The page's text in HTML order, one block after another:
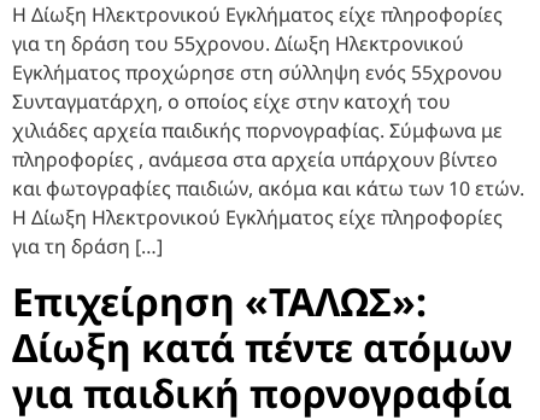
Η Δίωξη Ηλεκτρονικού Εγκλήματος είχε πληροφορίες
για τη δράση του 55χρονου. Δίωξη Ηλεκτρονικού
Εγκλήματος προχώρησε στη σύλληψη ενός 55χρονου
Συνταγματάρχη, ο οποίος είχε στην κατοχή του
χιλιάδες αρχεία παιδικής πορνογραφίας. Σύμφωνα με
πληροφορίες , ανάμεσα στα αρχεία υπάρχουν βίντεο
και φωτογραφίες παιδιών, ακόμα και κάτω των 10 ετών.
Η Δίωξη Ηλεκτρονικού Εγκλήματος είχε πληροφορίες
για τη δράση […]
Επιχείρηση «ΤΑΛΩΣ»:
Δίωξη κατά πέντε ατόμων
για παιδική πορνογραφία